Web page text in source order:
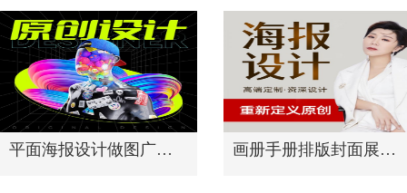
平面海报设计做图广告宣传单页 画册手册排版封面展板折页图片制作